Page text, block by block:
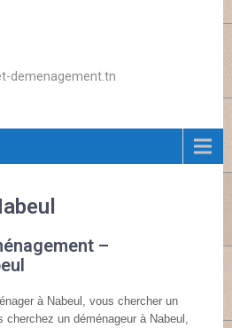
demenagement.tn
–
à Nabeul, vous chercher un
un déménageur à Nabeul,